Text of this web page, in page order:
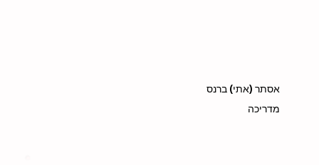
אסתר (אתי) ברנס
מדריכה